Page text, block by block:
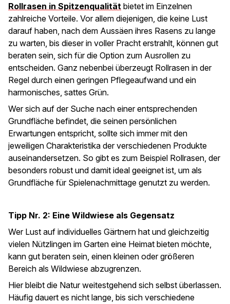
Rollrasen in Spitzenqualität bietet im Einzelnen
zahlreiche Vorteile. Vor allem diejenigen, die keine Lust
darauf haben, nach dem Aussäen ihres Rasens zu lange
zu warten, bis dieser in voller Pracht erstrahlt, können gut
beraten sein, sich für die Option zum Ausrollen zu
entscheiden. Ganz nebenbei überzeugt Rollrasen in der
Regel durch einen geringen Pflegeaufwand und ein
harmonisches, sattes Grün.
Wer sich auf der Suche nach einer entsprechenden
Grundfläche befindet, die seinen persönlichen
Erwartungen entspricht, sollte sich immer mit den
jeweiligen Charakteristika der verschiedenen Produkte
auseinandersetzen. So gibt es zum Beispiel Rollrasen, der
besonders robust und damit ideal geeignet ist, um als
Grundfläche für Spielenachmittage genutzt zu werden.
Tipp Nr. 2: Eine Wildwiese als Gegensatz
Wer Lust auf individuelles Gärtnern hat und gleichzeitig
vielen Nützlingen im Garten eine Heimat bieten möchte,
kann gut beraten sein, einen kleinen oder größeren
Bereich als Wildwiese abzugrenzen.
Hier bleibt die Natur weitestgehend sich selbst überlassen.
Häufig dauert es nicht lange, bis sich verschiedene